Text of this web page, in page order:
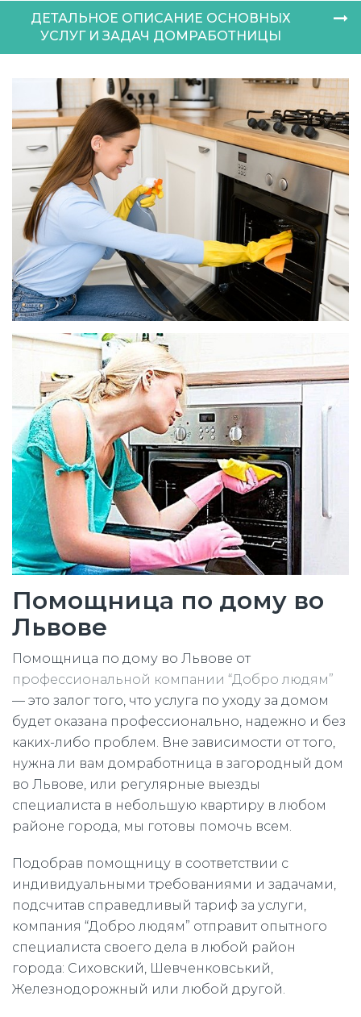
ДЕТАЛЬНОЕ ОПИСАНИЕ ОСНОВНЫХ
УСЛУГ И ЗАДАЧ ДОМРАБОТНИЦЫ
Помощница по дому во
Львове
Помощница по дому во Львове от
профессиональной компании “Добро людям”
— это залог того, что услуга по уходу за домом
будет оказана профессионально, надежно и без
каких-либо проблем. Вне зависимости от того,
нужна ли вам домработница в загородный дом
во Львове, или регулярные выезды
специалиста в небольшую квартиру в любом
районе города, мы готовы помочь всем.
Подобрав помощницу в соответствии с
индивидуальными требованиями и задачами,
подсчитав справедливый тариф за услуги,
компания “Добро людям” отправит опытного
специалиста своего дела в любой район
города: Сиховский, Шевченковський,
Железнодорожный или любой другой.